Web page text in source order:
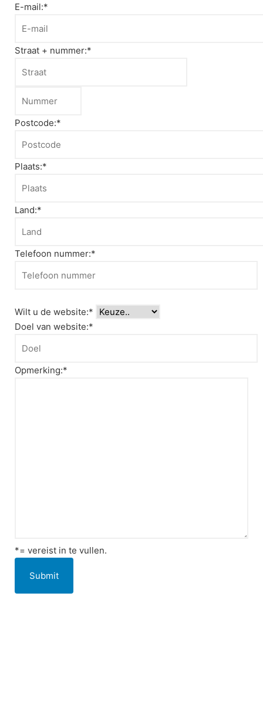
E-mail:*
Straat + nummer:*
Postcode:*
Plaats:*
Land:*
Telefoon nummer:*
Wilt u de website:*
Doel van website:*
Opmerking:*
*= vereist in te vullen.